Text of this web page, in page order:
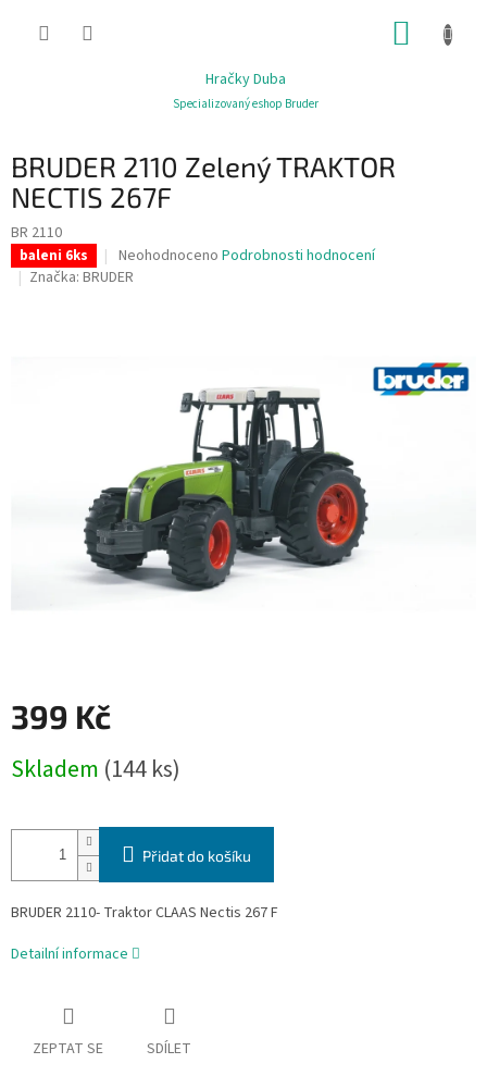
Hračky Duba
Specializovaný eshop Bruder
BRUDER 2110 Zelený TRAKTOR
NECTIS 267F
BR 2110
baleni 6ks
Průměrné
hodnocení
hvězdiček.
Neohodnoceno Podrobnosti hodnocení
Značka: BRUDER
399 Kč
cena:
Skladem (144 ks)
Přidat do košíku
BRUDER 2110- Traktor CLAAS Nectis 267 F
Detailní informace
ZEPTAT SE SDÍLET